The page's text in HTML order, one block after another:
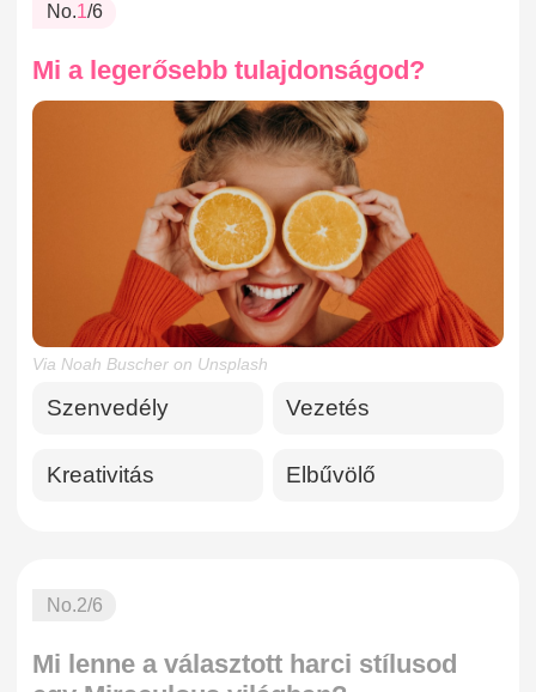
No.1/6
Mi a legerősebb tulajdonságod?
Via Noah Buscher on Unsplash
Szenvedély Vezetés
Kreativitás Elbűvölő
No.2/6
Mi lenne a választott harci stílusod